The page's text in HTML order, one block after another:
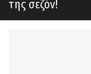
της σεζόν!